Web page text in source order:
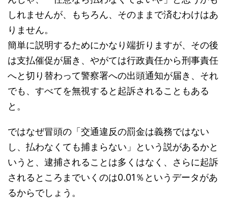
しれませんが、もちろん、そのままで済むわけはあ
りません。
簡単に説明するためにかなり端折りますが、その後
は支払催促が届き、やがては行政責任から刑事責任
へと切り替わって警察署への出頭通知が届き、それ
でも、すべてを無視すると起訴されることもある
と。
ではなぜ冒頭の「交通違反の罰金は義務ではない
し、払わなくても捕まらない」という説があるかと
いうと、逮捕されることは多くはなく、さらに起訴
されるところまでいくのは0.01％というデータがあ
るからでしょう。